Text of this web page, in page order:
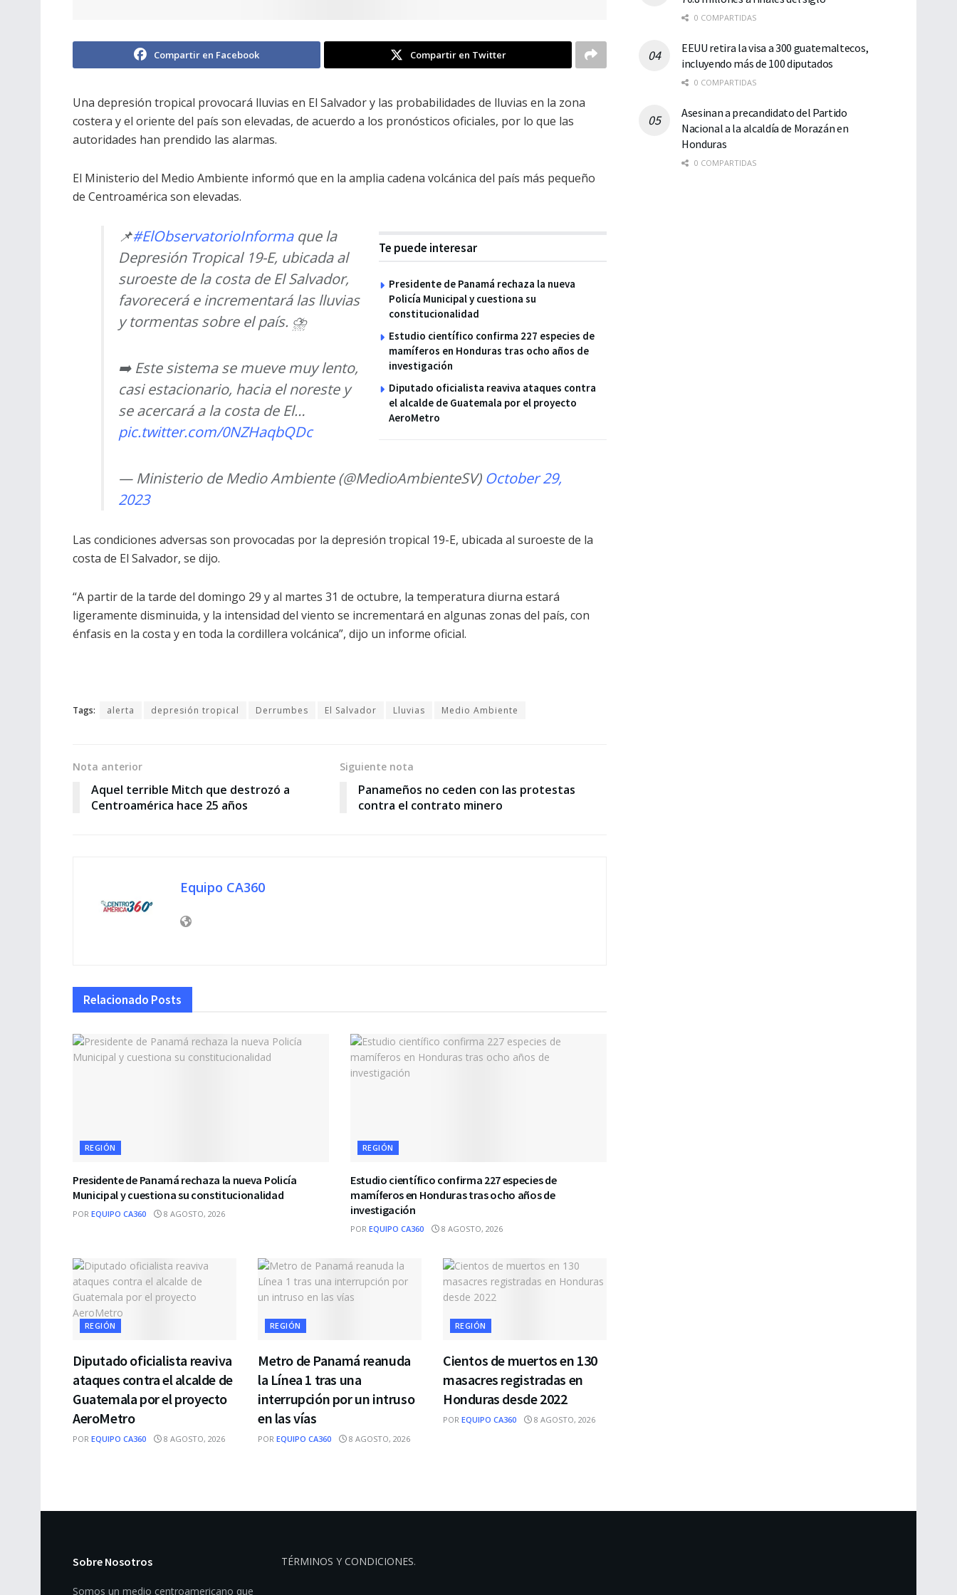
Compartir en Facebook Compartir en Twitter
Una depresión tropical provocará lluvias en El Salvador y las probabilidades de lluvias en la zona
costera y el oriente del país son elevadas, de acuerdo a los pronósticos oficiales, por lo que las
autoridades han prendido las alarmas.
El Ministerio del Medio Ambiente informó que en la amplia cadena volcánica del país más pequeño
de Centroamérica son elevadas.
Te puede interesar
Presidente de Panamá rechaza la nueva
Policía Municipal y cuestiona su
constitucionalidad
Estudio científico confirma 227 especies de
mamíferos en Honduras tras ocho años de
investigación
Diputado oficialista reaviva ataques contra
el alcalde de Guatemala por el proyecto
AeroMetro
📌#ElObservatorioInformaque la
Depresión Tropical 19-E, ubicada al
suroeste de la costa de El Salvador,
favorecerá e incrementará las lluvias
y tormentas sobre el país. ⛈️
➡️ Este sistema se mueve muy lento,
casi estacionario, hacia el noreste y
se acercará a la costa de El…
pic.twitter.com/0NZHaqbQDc
— Ministerio de Medio Ambiente (@MedioAmbienteSV) October 29,
2023
Las condiciones adversas son provocadas por la depresión tropical 19-E, ubicada al suroeste de la
costa de El Salvador, se dijo.
“A partir de la tarde del domingo 29 y al martes 31 de octubre, la temperatura diurna estará
ligeramente disminuida, y la intensidad del viento se incrementará en algunas zonas del país, con
énfasis en la costa y en toda la cordillera volcánica”, dijo un informe oficial.
Tags: alerta depresión tropical Derrumbes El Salvador Lluvias Medio Ambiente
Nota anterior
Aquel terrible Mitch que destrozó a
Centroamérica hace 25 años
Siguiente nota
Panameños no ceden con las protestas
contra el contrato minero
Equipo CA360
Relacionado Posts
REGIÓN
Presidente de Panamá rechaza la nueva Policía
Municipal y cuestiona su constitucionalidad
POR EQUIPO CA360 8 AGOSTO, 2026
REGIÓN
Estudio científico confirma 227 especies de
mamíferos en Honduras tras ocho años de
investigación
POR EQUIPO CA360 8 AGOSTO, 2026
REGIÓN
Diputado oficialista reaviva
ataques contra el alcalde de
Guatemala por el proyecto
AeroMetro
POR EQUIPO CA360 8 AGOSTO, 2026
REGIÓN
Metro de Panamá reanuda
la Línea 1 tras una
interrupción por un intruso
en las vías
POR EQUIPO CA360 8 AGOSTO, 2026
REGIÓN
Cientos de muertos en 130
masacres registradas en
Honduras desde 2022
POR EQUIPO CA360 8 AGOSTO, 2026
0 COMPARTIDAS
EEUU retira la visa a 300 guatemaltecos,
incluyendo más de 100 diputados
0 COMPARTIDAS
Asesinan a precandidato del Partido
Nacional a la alcaldía de Morazán en
Honduras
0 COMPARTIDAS
Sobre Nosotros
Somos un medio centroamericano que
TÉRMINOS Y CONDICIONES.